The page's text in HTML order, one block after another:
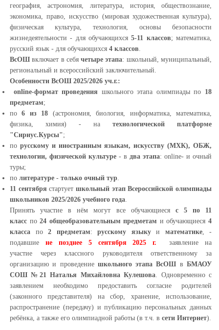
география, астрономия, литература, история, обществознание,
экономика, право, искусство (мировая художественная культура),
физическая культура, технология, основы безопасности
жизнедеятельности - для обучающихся5-11 классов; математика,
русский язык - для обучающихся 4 классов.
ВсОШ включает в себячетыре этапа: школьный, муниципальный,
региональный и всероссийский заключительный.
Особенности ВсОШ 2025/2026 уч.г.:
online-формат проведения школьного этапа олимпиады по 18
предметам;
по6 из 18 (астрономия, биология, информатика, математика,
физика, химия) - на технологической платформе
"Сириус.Курсы";
по русскому и иностранным языкам, искусству (МХК), ОБЖ,
технологии, физической культуре - в два этапа: online- и очный
туры;
по литературе - только очный тур.
11 сентября стартуетшкольный этап Всероссийской олимпиады
школьников 2025/2026 учебного года.
Принять участие в нём могут все обучающиеся с 5 по 11
класс по24 общеобразовательным предметам и обучающиеся4
класса по 2 предметам: русскому языкуи математике, -
подавшие не позднее 5 сентября 2025 г. заявление на
участие через классного руководителя ответственному за
организацию и проведение школьного этапа ВсОШ вБМАОУ
СОШ №21 Наталья Михайловна Кулешова. Одновременно с
заявлением необходимо предоставить согласие родителей
(законного представителя) на сбор, хранение, использование,
распространение (передачу) и публикацию персональных данных
ребёнка, а также его олимпиадной работы (в т.ч. в сети Интернет).